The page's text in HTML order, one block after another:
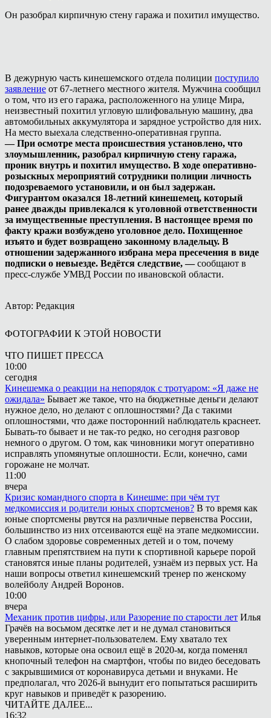
Он разобрал кирпичную стену гаража и похитил имущество.
В дежурную часть кинешемского отдела полиции поступило
заявление от 67-летнего местного жителя. Мужчина сообщил
о том, что из его гаража, расположенного на улице Мира,
неизвестный похитил угловую шлифовальную машину, два
автомобильных аккумулятора и зарядное устройство для них.
На место выехала следственно-оперативная группа.
— При осмотре места происшествия установлено, что
злоумышленник, разобрал кирпичную стену гаража,
проник внутрь и похитил имущество. В ходе оперативно-
розыскных мероприятий сотрудники полиции личность
подозреваемого установили, и он был задержан.
Фигурантом оказался 18-летний кинешемец, который
ранее дважды привлекался к уголовной ответственности
за имущественные преступления. В настоящее время по
факту кражи возбуждено уголовное дело. Похищенное
изъято и будет возвращено законному владельцу. В
отношении задержанного избрана мера пресечения в виде
подписки о невыезде. Ведётся следствие, —сообщают в
пресс-службе УМВД России по ивановской области.
Автор: Редакция
ФОТОГРАФИИ К ЭТОЙ НОВОСТИ
ЧТО ПИШЕТ ПРЕССА
10:00
сегодня
Кинешемка о реакции на непорядок с тротуаром: «Я даже не
ожидала» Бывает же такое, что на бюджетные деньги делают
нужное дело, но делают с оплошностями? Да с такими
оплошностями, что даже посторонний наблюдатель краснеет.
Бывать-то бывает и не так-то редко, но сегодня разговор
немного о другом. О том, как чиновники могут оперативно
исправлять упомянутые оплошности. Если, конечно, сами
горожане не молчат.
11:00
вчера
Кризис командного спорта в Кинешме: при чём тут
медкомиссия и родители юных спортсменов? В то время как
юные спортсмены рвутся на различные первенства России,
большинство из них отсеиваются ещё на этапе медкомиссии.
О слабом здоровье современных детей и о том, почему
главным препятствием на пути к спортивной карьере порой
становятся иные планы родителей, узнаём из первых уст. На
наши вопросы ответил кинешемский тренер по женскому
волейболу Андрей Воронов.
10:00
вчера
Механик против цифры, или Разорение по старости лет Илья
Грачёв на восьмом десятке лет и не думал становиться
уверенным интернет-пользователем. Ему хватало тех
навыков, которые она освоил ещё в 2020-м, когда поменял
кнопочный телефон на смартфон, чтобы по видео беседовать
с закрывшимися от коронавируса детьми и внуками. Не
предполагал, что 2026-й вынудит его попытаться расширить
круг навыков и приведёт к разорению.
ЧИТАЙТЕ ДАЛЕЕ...
16:32